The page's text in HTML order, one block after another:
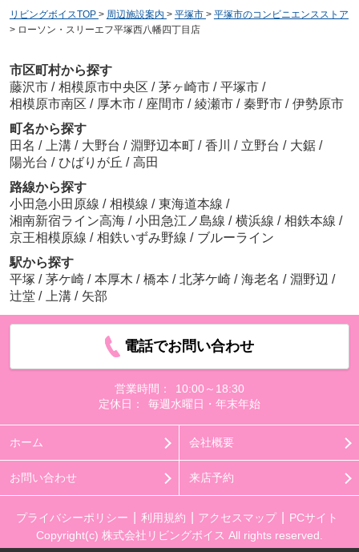
リビングボイスTOP > 周辺施設案内 > 平塚市 > 平塚市のコンビニエンスストア
> ローソン・スリーエフ平塚西八幡四丁目店
市区町村から探す
藤沢市 / 相模原市中央区 / 茅ヶ崎市 / 平塚市 /
相模原市南区 / 厚木市 / 座間市 / 綾瀬市 / 秦野市 / 伊勢原市
町名から探す
田名 / 上溝 / 大野台 / 淵野辺本町 / 香川 / 立野台 / 大鋸 /
陽光台 / ひばりが丘 / 高田
路線から探す
小田急小田原線 / 相模線 / 東海道本線 /
湘南新宿ライン高海 / 小田急江ノ島線 / 横浜線 / 相鉄本線 /
京王相模原線 / 相鉄いずみ野線 / ブルーライン
駅から探す
平塚 / 茅ケ崎 / 本厚木 / 橋本 / 北茅ケ崎 / 海老名 / 淵野辺 /
辻堂 / 上溝 / 矢部
電話でお問い合わせ
営業時間：
10:00～18:30
定休日：
毎週水曜日・年末年始
ホーム 会社概要
お問い合わせ 来店予約
プライバシーポリシー 利用規約 アクセスマップ
PCサイト
Copyright(c) 株式会社リビングボイス All rights reserved.